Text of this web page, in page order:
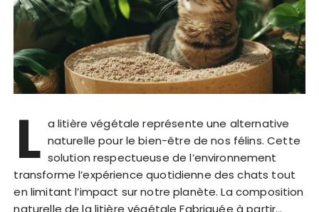
L a litière végétale représente une alternative
naturelle pour le bien-être de nos félins. Cette
solution respectueuse de l’environnement
transforme l’expérience quotidienne des chats tout
en limitant l’impact sur notre planète. La composition
naturelle de la litière végétale Fabriquée à partir…